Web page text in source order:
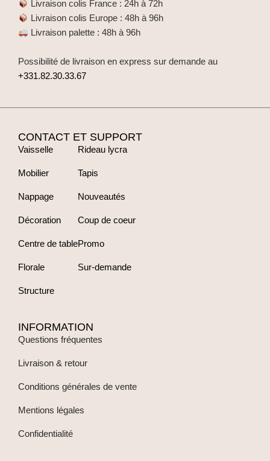
Livraison colis France : 24h à 72h
Livraison colis Europe : 48h à 96h
Livraison palette : 48h à 96h
Possibilité de livraison en express sur demande au
+331.82.30.33.67
CONTACT ET SUPPORT
Vaisselle
Mobilier
Nappage
Décoration
Centre de table
Florale
Structure
Rideau lycra
Tapis
Nouveautés
Coup de coeur
Promo
Sur-demande
INFORMATION
Questions fréquentes
Livraison & retour
Conditions générales de vente
Mentions légales
Confidentialité